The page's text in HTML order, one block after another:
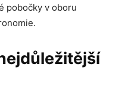
pobočky v oboru